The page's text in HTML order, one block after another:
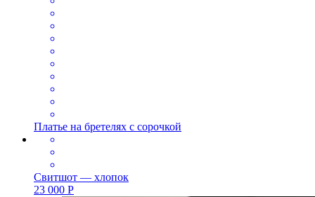
Платье на бретелях с сорочкой
Свитшот — хлопок
23 000 Р